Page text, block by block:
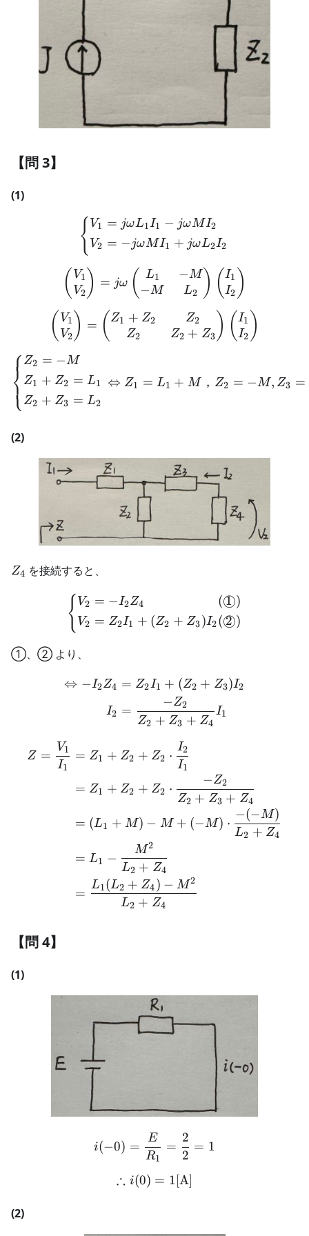
【問 3】
(1)
\left \{ \begin{aligned}
{ V1 = jωL1I1 − jωMI2
V2 = − jωMI1 + jωL2I2
\begin{pmatrix} V_1 \\
( V1
V2 ) = jω ( L1
−M
−M
L2 ) ( I1
I2 )
\begin{pmatrix} V_1 \\
( V1
V2 ) = ( Z1 + Z2
Z2
Z2
Z2 + Z3 ) ( I1
I2 )
⎩
⎨⎧ Z2 = −M
Z1 + Z2 = L1
Z2 + Z3 = L2
⇔ Z1 = L1 + M， Z2 = −M, Z3 =
(2)
Z_4
Z4 を接続すると、
\left \{ \begin{align}
{ V2 = −I2Z4
V2 = Z2I1 + (Z2 + Z3)I2
( 1
◯)
( 2
◯)
①、② より、
\begin{aligned}
⇔ −I2Z4
I2
= Z2I1 + (Z2 + Z3)I2
=
Z2 + Z3 + Z4
−Z2
I1
\begin{aligned} Z =
Z =
I1
V1 = Z1 + Z2 + Z2 ⋅
I1
I2
= Z1 + Z2 + Z2 ⋅
Z2 + Z3 + Z4
−Z2
= (L1 + M) − M + (−M) ⋅
L2 + Z4
−(−M)
= L1 −
L2 + Z4
M2
=
L2 + Z4
L1(L2 + Z4) − M2
【問 4】
(1)
i(-0) = \frac{E}{R_1} =
i(−0) =
R1
E
=
2
2
= 1
\therefore i(0) =
∴ i(0) = 1 [A]
(2)